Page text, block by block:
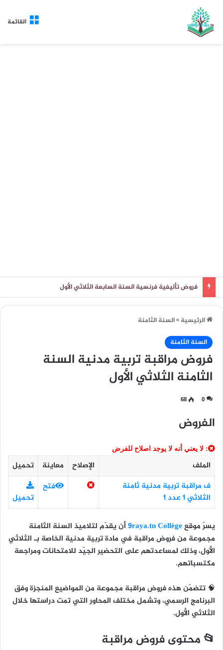
القائمة
فروض تأليفية فرنسية السنة السابعة الثلاثي الأول
الرئيسية»السنة الثامنة
السنة الثامنة
فروض مراقبة تربية مدنية السنة
الثامنة الثلاثي الأول
0
68
الفروض
: لا يعني أنه لا يوجد اصلاح للفرض
الملف الإصلاح معاينة
تحميل
ف مراقبة تربية مدنية ثامنة
الثلاثي 1 عدد 1
فتح
تحميل
يسرّ موقع9raya.tn Collègeأن يقدّم لتلاميذ السنة الثامنة
مجموعة منفروض مراقبة في مادة تربية مدنية الخاصة بـالثلاثي
الأول، وذلك لمساعدتهم على التحضير الجيّد للامتحانات ومراجعة
مكتسباتهم.
🧠 تتضمّن هذه فروض مراقبة مجموعة من المواضيع المنجزة وفق
البرنامج الرسمي، وتشمل مختلف المحاور التي تمت دراستها خلال
الثلاثي الأول.
📂 محتوى فروض مراقبة